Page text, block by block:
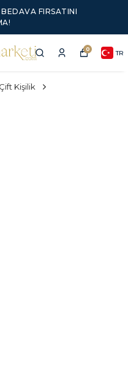
FIRSATINI
0 TR
Çift Kişilik